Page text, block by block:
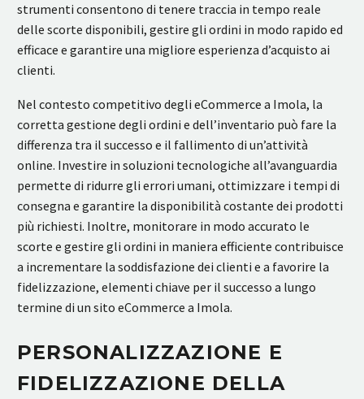
strumenti consentono di tenere traccia in tempo reale
delle scorte disponibili, gestire gli ordini in modo rapido ed
efficace e garantire una migliore esperienza d’acquisto ai
clienti.
Nel contesto competitivo degli eCommerce a Imola, la
corretta gestione degli ordini e dell’inventario può fare la
differenza tra il successo e il fallimento di un’attività
online. Investire in soluzioni tecnologiche all’avanguardia
permette di ridurre gli errori umani, ottimizzare i tempi di
consegna e garantire la disponibilità costante dei prodotti
più richiesti. Inoltre, monitorare in modo accurato le
scorte e gestire gli ordini in maniera efficiente contribuisce
a incrementare la soddisfazione dei clienti e a favorire la
fidelizzazione, elementi chiave per il successo a lungo
termine di un sito eCommerce a Imola.
PERSONALIZZAZIONE E
FIDELIZZAZIONE DELLA